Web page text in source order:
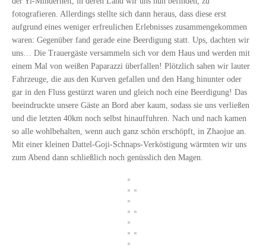
fotografieren. Allerdings stellte sich dann heraus, dass diese erst
aufgrund eines weniger erfreulichen Erlebnisses zusammengekommen
waren: Gegenüber fand gerade eine Beerdigung statt. Ups, dachten wir
uns… Die Trauergäste versammeln sich vor dem Haus und werden mit
einem Mal von weißen Paparazzi überfallen! Plötzlich sahen wir lauter
Fahrzeuge, die aus den Kurven gefallen und den Hang hinunter oder
gar in den Fluss gestürzt waren und gleich noch eine Beerdigung! Das
beeindruckte unsere Gäste an Bord aber kaum, sodass sie uns verließen
und die letzten 40km noch selbst hinauffuhren. Nach und nach kamen
so alle wohlbehalten, wenn auch ganz schön erschöpft, in Zhaojue an.
Mit einer kleinen Dattel-Goji-Schnaps-Verköstigung wärmten wir uns
zum Abend dann schließlich noch genüsslich den Magen.